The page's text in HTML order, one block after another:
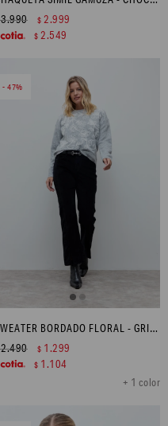
3.990 $ 2.999
$ 2.549
47
SWEATER BORDADO FLORAL - GRIS MELANGE
+ 1 color
2.490 $ 1.299
$ 1.104